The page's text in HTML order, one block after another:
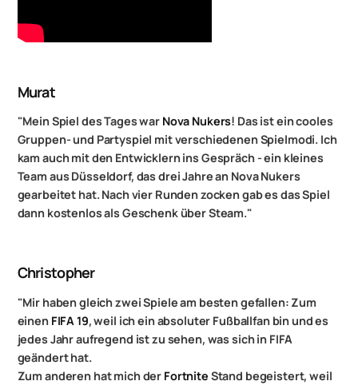
Murat
"Mein Spiel des Tages war Nova Nukers! Das ist ein cooles
Gruppen- und Partyspiel mit verschiedenen Spielmodi. Ich
kam auch mit den Entwicklern ins Gespräch - ein kleines
Team aus Düsseldorf, das drei Jahre an Nova Nukers
gearbeitet hat. Nach vier Runden zocken gab es das Spiel
dann kostenlos als Geschenk über Steam."
Christopher
"Mir haben gleich zwei Spiele am besten gefallen: Zum
einen FIFA 19, weil ich ein absoluter Fußballfan bin und es
jedes Jahr aufregend ist zu sehen, was sich in FIFA
geändert hat.
Zum anderen hat mich der Fortnite Stand begeistert, weil